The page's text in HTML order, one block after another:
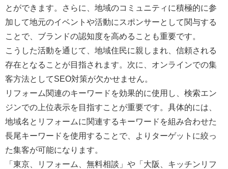
とができます。さらに、地域のコミュニティに積極的に参
加して地元のイベントや活動にスポンサーとして関与する
ことで、ブランドの認知度を高めることも重要です。
こうした活動を通じて、地域住民に親しまれ、信頼される
存在となることが目指されます。次に、オンラインでの集
客方法としてSEO対策が欠かせません。
リフォーム関連のキーワードを効果的に使用し、検索エン
ジンでの上位表示を目指すことが重要です。具体的には、
地域名とリフォームに関連するキーワードを組み合わせた
長尾キーワードを使用することで、よりターゲットに絞っ
た集客が可能になります。
「東京、リフォーム、無料相談」や「大阪、キッチンリフ